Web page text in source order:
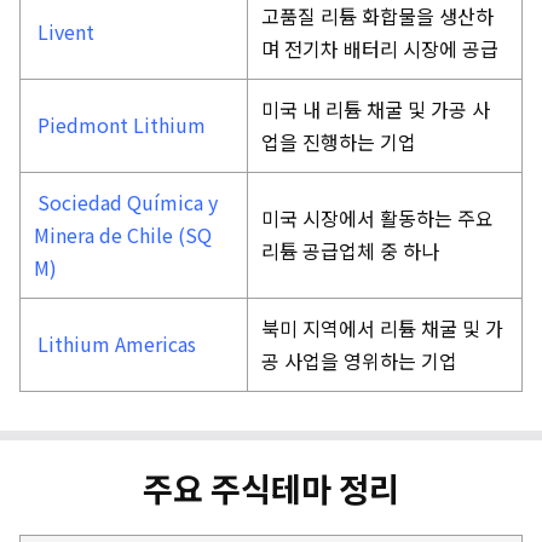
Livent
고품질 리튬 화합물을 생산하
며 전기차 배터리 시장에 공급
Piedmont Lithium
미국 내 리튬 채굴 및 가공 사
업을 진행하는 기업
Sociedad Química y
Minera de Chile (SQ
M)
미국 시장에서 활동하는 주요
리튬 공급업체 중 하나
Lithium Americas
북미 지역에서 리튬 채굴 및 가
공 사업을 영위하는 기업
주요 주식테마 정리